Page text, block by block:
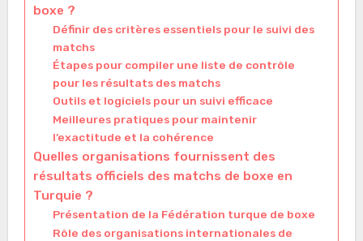
boxe ?
Définir des critères essentiels pour le suivi des
matchs
Étapes pour compiler une liste de contrôle
pour les résultats des matchs
Outils et logiciels pour un suivi efficace
Meilleures pratiques pour maintenir
l’exactitude et la cohérence
Quelles organisations fournissent des
résultats officiels des matchs de boxe en
Turquie ?
Présentation de la Fédération turque de boxe
Rôle des organisations internationales de